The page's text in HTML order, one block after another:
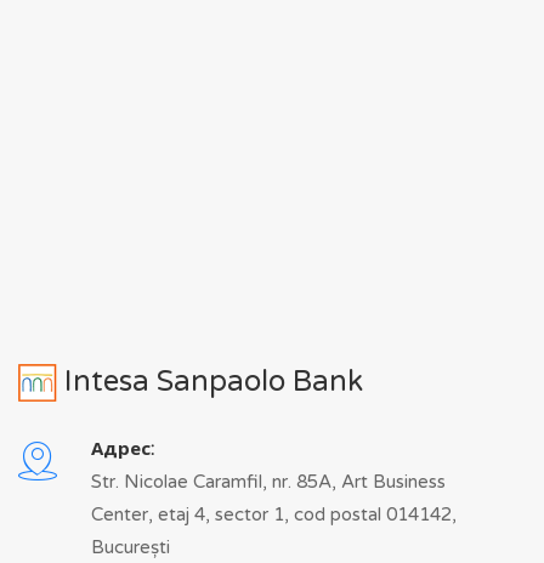
Intesa Sanpaolo Bank
Адрес:
Str. Nicolae Caramfil, nr. 85A, Art Business
Center, etaj 4, sector 1, cod postal 014142,
București